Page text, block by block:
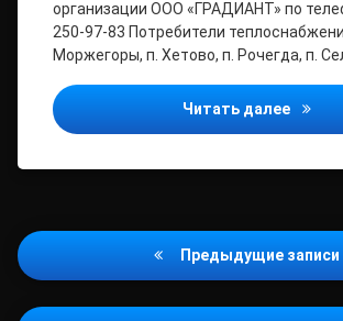
организации ООО «ГРАДИАНТ» по
250-97-83 Потребители
Моржегоры, п. Хетово, п. Рочегда, п.
Читать далее
Навигация
по
записям
Предыдущие записи